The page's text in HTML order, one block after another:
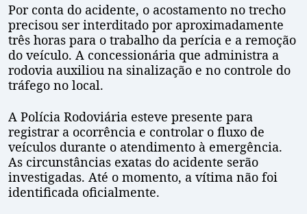
Por conta do acidente, o acostamento no trecho
precisou ser interditado por aproximadamente
três horas para o trabalho da perícia e a remoção
do veículo. A concessionária que administra a
rodovia auxiliou na sinalização e no controle do
tráfego no local.
A Polícia Rodoviária esteve presente para
registrar a ocorrência e controlar o fluxo de
veículos durante o atendimento à emergência.
As circunstâncias exatas do acidente serão
investigadas. Até o momento, a vítima não foi
identificada oficialmente.